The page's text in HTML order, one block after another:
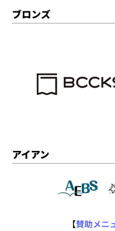
ブロンズ
アイアン
【賛助メニ